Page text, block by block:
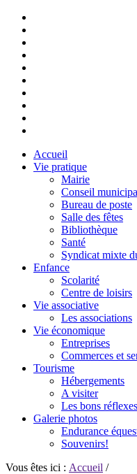
Accueil
Vie pratique
Mairie
Conseil
Bureau de poste
Salle des fêtes
Bibliothèque
Santé
Syndicat mixte
Enfance
Scolarité
Centre de loisirs
Vie associative
Les associations
Vie économique
Entreprises
Commerces et
Tourisme
Hébergements
A visiter
Les bons
Galerie photos
Endurance
Souvenirs!
Vous êtes ici : Accueil /